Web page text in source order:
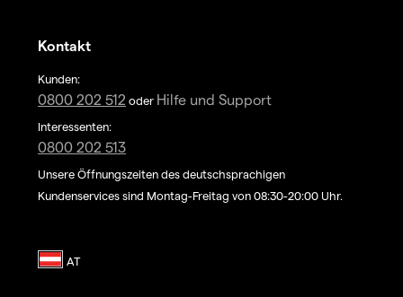
Kontakt
Kunden:
0800 202 512 oder Hilfe und Support
Interessenten:
0800 202 513
Unsere Öffnungszeiten des deutschsprachigen
Kundenservices sind Montag-Freitag von 08:30-20:00 Uhr.